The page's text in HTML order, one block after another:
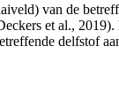
van de
et al.,
delfstof